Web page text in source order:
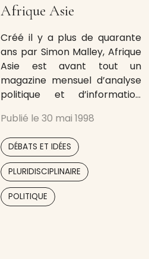
Afrique Asie
Créé il y a plus de quarante
ans par Simon Malley, Afrique
Asie est avant tout un
magazine mensuel d’analyse
politique et d’information
culturelle ayant
pour premiers centres
d’intérêt le continent africain
et l’Asie dans son ensemble.
Informer, analyser et
accompagner le
développement des pays du
Publié le 30 mai 1998
DÉBATS ET IDÉES
PLURIDISCIPLINAIRE
POLITIQUE